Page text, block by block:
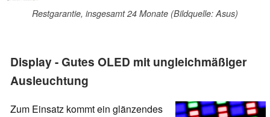
Restgarantie, insgesamt 24 Monate (Bildquelle: Asus)
Display - Gutes OLED mit ungleichmäßiger
Ausleuchtung
Zum Einsatz kommt ein glänzendes